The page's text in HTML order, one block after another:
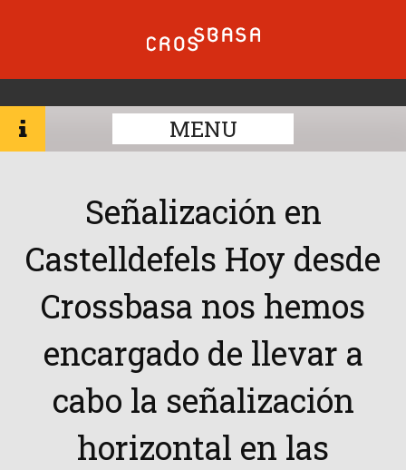
MENU
Señalización en
Castelldefels Hoy desde
Crossbasa nos hemos
encargado de llevar a
cabo la señalización
horizontal en las